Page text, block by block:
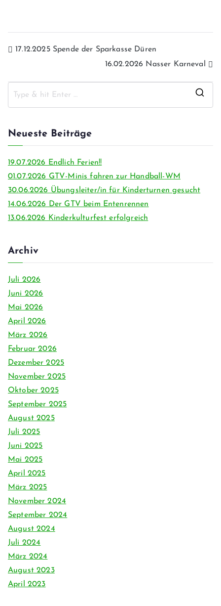
17.12.2025 Spende der Sparkasse Düren
16.02.2026 Nasser Karneval
Neueste Beiträge
19.07.2026 Endlich Ferien!!
01.07.2026 GTV-Minis fahren zur Handball-WM
30.06.2026 Übungsleiter/in für Kinderturnen gesucht
14.06.2026 Der GTV beim Entenrennen
13.06.2026 Kinderkulturfest erfolgreich
Archiv
Juli 2026
Juni 2026
Mai 2026
April 2026
März 2026
Februar 2026
Dezember 2025
November 2025
Oktober 2025
September 2025
August 2025
Juli 2025
Juni 2025
Mai 2025
April 2025
März 2025
November 2024
September 2024
August 2024
Juli 2024
März 2024
August 2023
April 2023